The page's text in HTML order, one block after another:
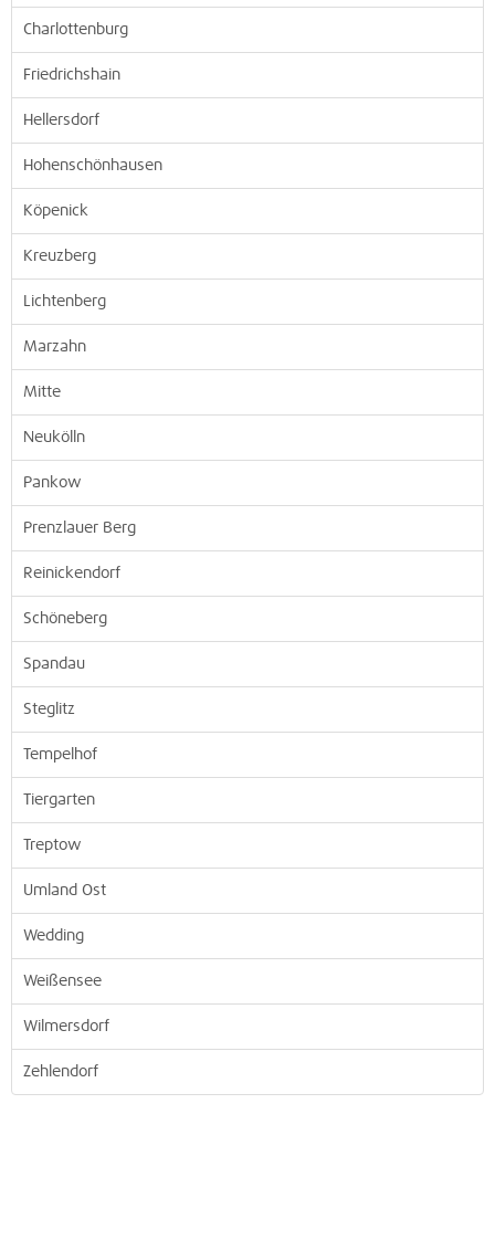
Charlottenburg
Friedrichshain
Hellersdorf
Hohenschönhausen
Köpenick
Kreuzberg
Lichtenberg
Marzahn
Mitte
Neukölln
Pankow
Prenzlauer Berg
Reinickendorf
Schöneberg
Spandau
Steglitz
Tempelhof
Tiergarten
Treptow
Umland Ost
Wedding
Weißensee
Wilmersdorf
Zehlendorf